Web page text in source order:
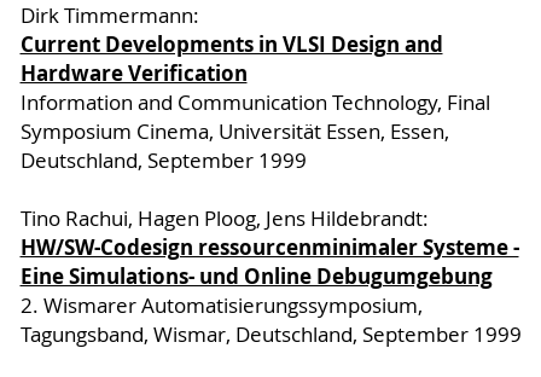
Dirk Timmermann:
Current Developments in VLSI Design and
Hardware Verification
Information and Communication Technology, Final
Symposium Cinema, Universität Essen, Essen,
Deutschland, September 1999
Tino Rachui, Hagen Ploog, Jens Hildebrandt:
HW/SW-Codesign ressourcenminimaler Systeme -
Eine Simulations- und Online Debugumgebung
2. Wismarer Automatisierungssymposium,
Tagungsband, Wismar, Deutschland, September 1999